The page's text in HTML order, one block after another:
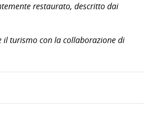
restaurato, descritto dai
il turismo con la collaborazione di